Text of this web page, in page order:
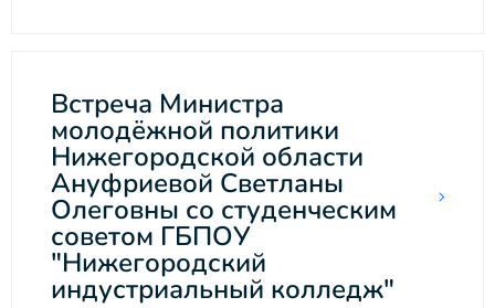
Встреча Министра
молодёжной политики
Нижегородской области
Ануфриевой Светланы
Олеговны со студенческим
советом ГБПОУ
"Нижегородский
индустриальный колледж"